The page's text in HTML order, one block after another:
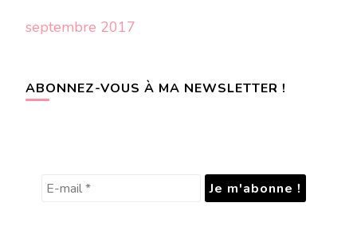
septembre 2017
ABONNEZ-VOUS À MA NEWSLETTER !